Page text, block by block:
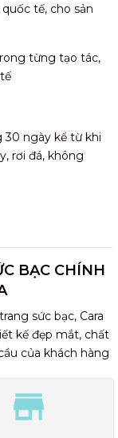
tế, cho sản
từng tạo tác,
ngày kể từ khi
rơi đá, không
BẠC CHÍNH
sức bạc, Cara
kế đẹp mắt, chất
của khách hàng